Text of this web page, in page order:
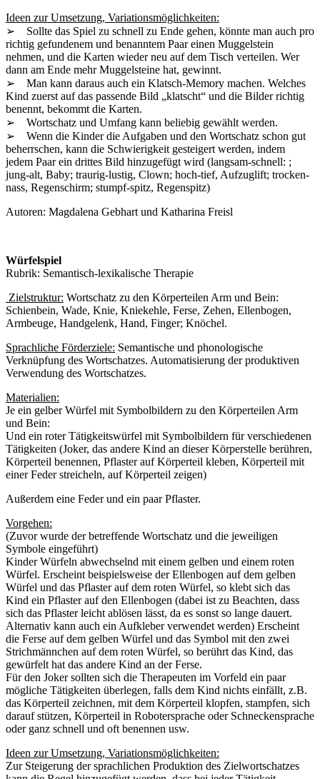
Ideen zur Umsetzung, Variationsmöglichkeiten:
➢ Sollte das Spiel zu schnell zu Ende gehen, könnte man auch pro
richtig gefundenem und benanntem Paar einen Muggelstein
nehmen, und die Karten wieder neu auf dem Tisch verteilen. Wer
dann am Ende mehr Muggelsteine hat, gewinnt.
➢ Man kann daraus auch ein Klatsch-Memory machen. Welches
Kind zuerst auf das passende Bild „klatscht“ und die Bilder richtig
benennt, bekommt die Karten.
➢ Wortschatz und Umfang kann beliebig gewählt werden.
➢ Wenn die Kinder die Aufgaben und den Wortschatz schon gut
beherrschen, kann die Schwierigkeit gesteigert werden, indem
jedem Paar ein drittes Bild hinzugefügt wird (langsam-schnell: ;
jung-alt, Baby; traurig-lustig, Clown; hoch-tief, Aufzuglift; trocken-
nass, Regenschirm; stumpf-spitz, Regenspitz)
Autoren: Magdalena Gebhart und Katharina Freisl
Würfelspiel
Rubrik: Semantisch-lexikalische Therapie
Zielstruktur: Wortschatz zu den Körperteilen Arm und Bein:
Schienbein, Wade, Knie, Kniekehle, Ferse, Zehen, Ellenbogen,
Armbeuge, Handgelenk, Hand, Finger; Knöchel.
Sprachliche Förderziele: Semantische und phonologische
Verknüpfung des Wortschatzes. Automatisierung der produktiven
Verwendung des Wortschatzes.
Materialien:
Je ein gelber Würfel mit Symbolbildern zu den Körperteilen Arm
und Bein:
Und ein roter Tätigkeitswürfel mit Symbolbildern für verschiedenen
Tätigkeiten (Joker, das andere Kind an dieser Körperstelle berühren,
Körperteil benennen, Pflaster auf Körperteil kleben, Körperteil mit
einer Feder streicheln, auf Körperteil zeigen)
Außerdem eine Feder und ein paar Pflaster.
Vorgehen:
(Zuvor wurde der betreffende Wortschatz und die jeweiligen
Symbole eingeführt)
Kinder Würfeln abwechselnd mit einem gelben und einem roten
Würfel. Erscheint beispielsweise der Ellenbogen auf dem gelben
Würfel und das Pflaster auf dem roten Würfel, so klebt sich das
Kind ein Pflaster auf den Ellenbogen (dabei ist zu Beachten, dass
sich das Pflaster leicht ablösen lässt, da es sonst so lange dauert.
Alternativ kann auch ein Aufkleber verwendet werden) Erscheint
die Ferse auf dem gelben Würfel und das Symbol mit den zwei
Strichmännchen auf dem roten Würfel, so berührt das Kind, das
gewürfelt hat das andere Kind an der Ferse.
Für den Joker sollten sich die Therapeuten im Vorfeld ein paar
mögliche Tätigkeiten überlegen, falls dem Kind nichts einfällt, z.B.
das Körperteil zeichnen, mit dem Körperteil klopfen, stampfen, sich
darauf stützen, Körperteil in Robotersprache oder Schneckensprache
oder ganz schnell und oft benennen usw.
Ideen zur Umsetzung, Variationsmöglichkeiten:
Zur Steigerung der sprachlichen Produktion des Zielwortschatzes